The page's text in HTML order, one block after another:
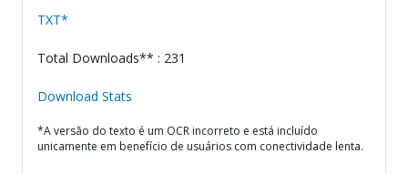
TXT*
Total Downloads** : 231
Download Stats
*A versão do texto é um OCR incorreto e está incluído
unicamente em benefício de usuários com conectividade lenta.